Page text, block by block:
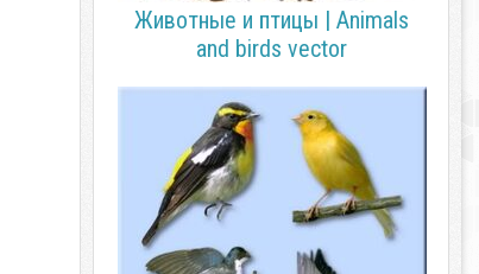
Животные и птицы | Animals
and birds vector